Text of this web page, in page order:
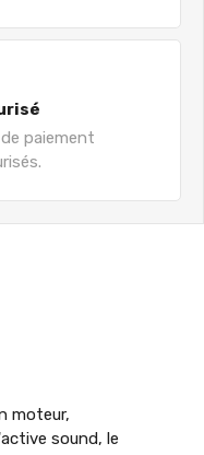
paiement
moteur,
sound, le